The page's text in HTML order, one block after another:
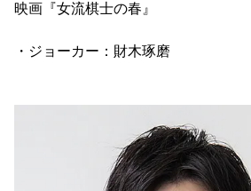
映画『女流棋士の春』
・ジョーカー：財木琢磨